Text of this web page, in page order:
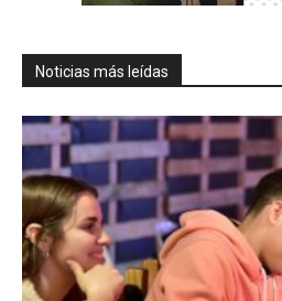
Noticias más leídas